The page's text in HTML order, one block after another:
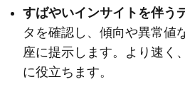
すばやいインサイトを伴う
タを確認し、傾向や異常値
座に提示します。より速く
に役立ちます。